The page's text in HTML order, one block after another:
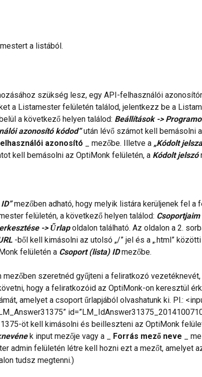
a listából.
szükség lesz, egy API-felhasználói
a Listamester felületén találod, jelentkezz be a
a következő helyen találod: Beállítások ->
azonosító kódod” után lévő számot kell bemásolni
azonosító _ mezőbe. Illetve a „Kódolt
kell bemásolni az OptiMonk felületén, a Kódolt jelszó
mezőben adható, hogy melyik listára kerüljenek fel a
felületén, a következő helyen találod: Csoportjaim
-> Űrlap oldalon található. Az oldalon a 2.
-ből kell kimásolni az utolsó „/” jel és a „.html”
felületén a Csoport (lista) ID mezőbe.
mezőben szeretnéd gyűjteni a feliratkozó
hogy a feliratkozóid az OptiMonk-on keresztül
amelyet a csoport űrlapjából olvashatunk ki. Pl.:
öt kell kimásolni és beilleszteni az OptiMonk
k input mezője vagy a _ Forrás mező neve _
admin felületén létre kell hozni ezt a mezőt, amelyet
tudsz megtenni.)